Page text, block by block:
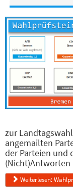
zur
angemailten
der Parteien und
Weiterlesen: